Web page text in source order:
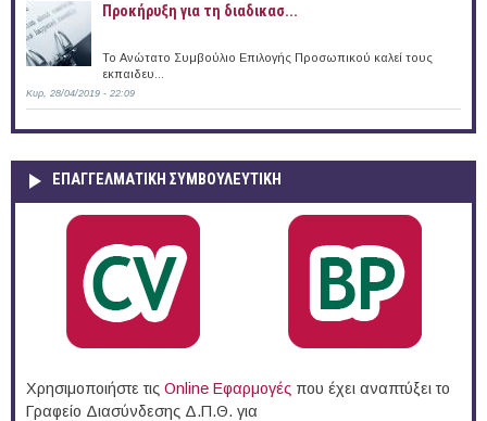
Προκήρυξη για τη διαδικασ...
Το Ανώτατο Συμβούλιο Επιλογής Προσωπικού καλεί τους
εκπαιδευ...
Κυρ, 28/04/2019 - 22:09
ΕΠΑΓΓΕΛΜΑΤΙΚΉ ΣΥΜΒΟΥΛΕΥΤΙΚΉ
Χρησιμοποιήστε τις Online Eφαρμογές που έχει αναπτύξει το
Γραφείο Διασύνδεσης Δ.Π.Θ. για